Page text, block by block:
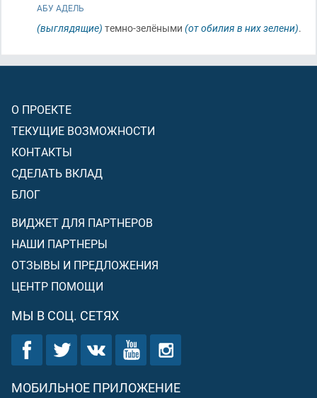
АБУ АДЕЛЬ
(выглядящие) темно-зелёными (от обилия в них зелени).
О ПРОЕКТЕ
ТЕКУЩИЕ ВОЗМОЖНОСТИ
КОНТАКТЫ
СДЕЛАТЬ ВКЛАД
БЛОГ
ВИДЖЕТ ДЛЯ ПАРТНЕРОВ
НАШИ ПАРТНЕРЫ
ОТЗЫВЫ И ПРЕДЛОЖЕНИЯ
ЦЕНТР ПОМОЩИ
МЫ В СОЦ. СЕТЯХ
МОБИЛЬНОЕ ПРИЛОЖЕНИЕ